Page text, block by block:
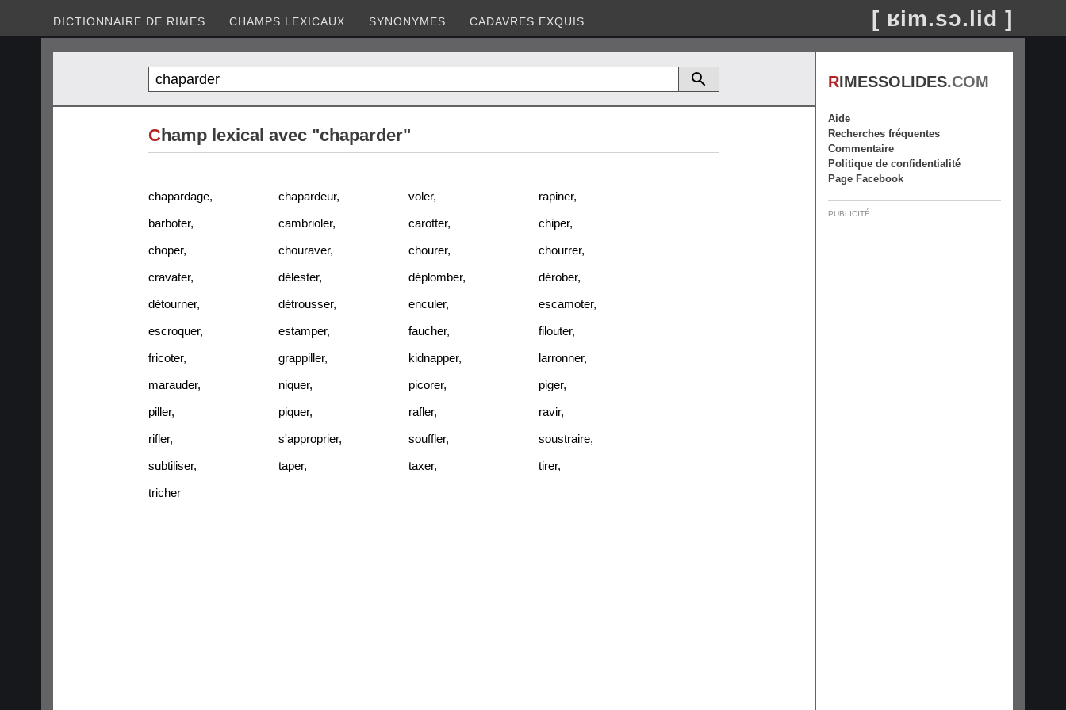
DICTIONNAIRE DE RIMES CHAMPS LEXICAUX SYNONYMES CADAVRES EXQUIS [ ʁim.sɔ.lid ]
Champ lexical avec "chaparder"
chapardage, chapardeur, voler, rapiner,
barboter, cambrioler, carotter, chiper,
choper, chouraver, chourer, chourrer,
cravater, délester, déplomber, dérober,
détourner, détrousser, enculer, escamoter,
escroquer, estamper, faucher, filouter,
fricoter, grappiller, kidnapper, larronner,
marauder, niquer, picorer, piger,
piller, piquer, rafler, ravir,
rifler, s'approprier, souffler, soustraire,
subtiliser, taper, taxer, tirer,
tricher
RIMESSOLIDES.COM
Aide
Recherches fréquentes
Commentaire
Politique de confidentialité
Page Facebook
PUBLICITÉ